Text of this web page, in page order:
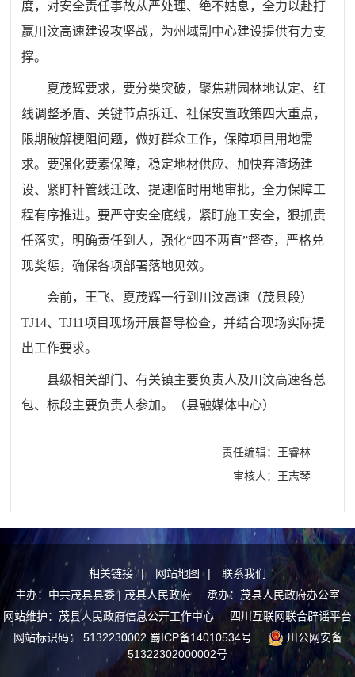
度，对安全责任事故从严处理、绝不姑息，全力以赴打
赢川汶高速建设攻坚战，为州域副中心建设提供有力支
撑。
夏茂辉要求，要分类突破，聚焦耕园林地认定、红
线调整矛盾、关键节点拆迁、社保安置政策四大重点，
限期破解梗阻问题，做好群众工作，保障项目用地需
求。要强化要素保障，稳定地材供应、加快弃渣场建
设、紧盯杆管线迁改、提速临时用地审批，全力保障工
程有序推进。要严守安全底线，紧盯施工安全，狠抓责
任落实，明确责任到人，强化“四不两直”督查，严格兑
现奖惩，确保各项部署落地见效。
会前，王飞、夏茂辉一行到川汶高速（茂县段）
TJ14、TJ11项目现场开展督导检查，并结合现场实际提
出工作要求。
县级相关部门、有关镇主要负责人及川汶高速各总
包、标段主要负责人参加。
（县融媒体中心）
责任编辑：王睿林
审核人：王志琴
相关链接 | 网站地图 |
联系我们
主办：中共茂县县委 | 茂县人民政府 承办：茂县人民政府办公室
网站维护：茂县人民政府信息公开工作中心
四川互联网联合辟谣平台
网站标识码： 5132230002 蜀ICP备14010534号
川公网安备
51322302000002号